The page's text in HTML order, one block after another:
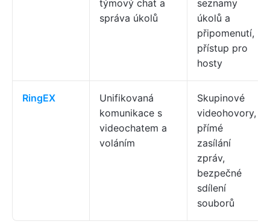
týmový chat a
správa úkolů
seznamy
úkolů a
připomenutí,
přístup pro
hosty
RingEX
Unifikovaná
komunikace s
videochatem a
voláním
Skupinové
videohovory,
přímé
zasílání
zpráv,
bezpečné
sdílení
souborů